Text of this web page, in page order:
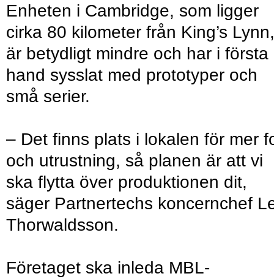
Enheten i Cambridge, som ligger
cirka 80 kilometer från King’s Lynn,
är betydligt mindre och har i första
hand sysslat med prototyper och
små serier.
– Det finns plats i lokalen för mer
och utrustning, så planen är att vi
ska flytta över produktionen dit,
säger Partnertechs koncernchef
Thorwaldsson.
Företaget ska inleda MBL-